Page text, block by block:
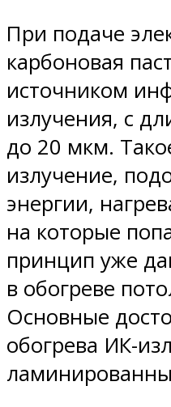
При подаче
карбоновая
источником
излучения, с
до 20 мкм.
излучение,
энергии,
на которые
принцип уже
в обогреве
Основные
обогрева ИК-